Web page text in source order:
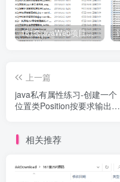
161套javaWeb项目源码免费分享
上一篇
java私有属性练习-创建一个
位置类Position按要求输出对
相关推荐